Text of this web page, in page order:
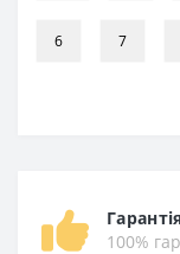
6 7
100%